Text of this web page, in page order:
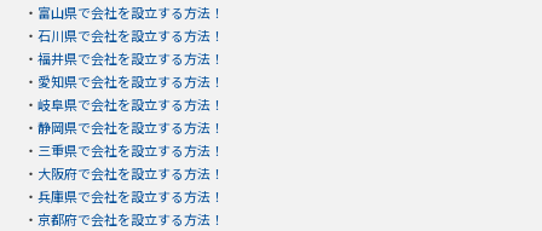
・ 富山県で会社を設立する方法！
・ 石川県で会社を設立する方法！
・ 福井県で会社を設立する方法！
・ 愛知県で会社を設立する方法！
・ 岐阜県で会社を設立する方法！
・ 静岡県で会社を設立する方法！
・ 三重県で会社を設立する方法！
・ 大阪府で会社を設立する方法！
・ 兵庫県で会社を設立する方法！
・ 京都府で会社を設立する方法！